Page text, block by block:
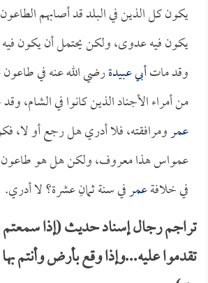
يكون كل الذين في البلد قد أصابهم
يكون فيه عدوى، ولكن يحتمل أن يكون
وقد ماتأبي عبيدةرضي الله عنه في
من أمراء الأجناد الذين كانوا في الشام،
عمرومرافقته، فلا أدري هل رجع أو لا،
عمواس هذا معروف، ولكن هل هو
في خلافةعمرفي سنة ثمانِ عشرة؟ لا أدري.
تراجم رجال إسناد حديث (إذا
تقدموا عليه...وإذا وقع بأرض وأنتم